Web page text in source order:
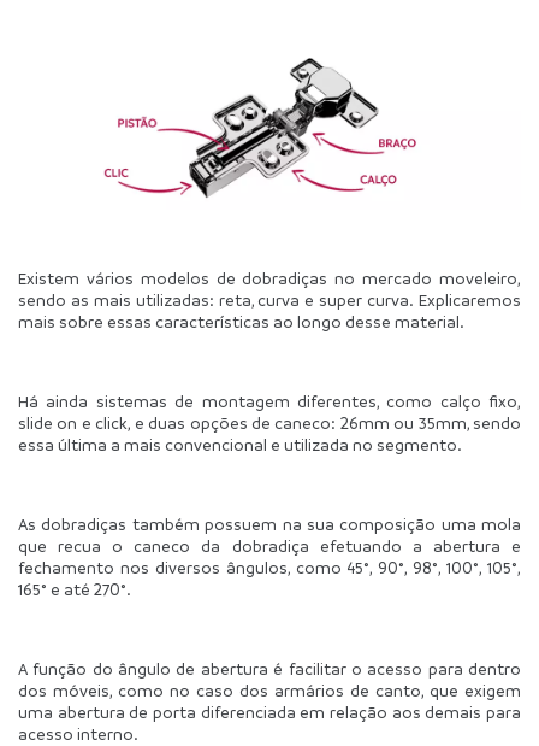
Existem vários modelos de dobradiças no mercado moveleiro,
sendo as mais utilizadas: reta, curva e super curva. Explicaremos
mais sobre essas características ao longo desse material.
Há ainda sistemas de montagem diferentes, como calço fixo,
slide on e click, e duas opções de caneco: 26mm ou 35mm, sendo
essa última a mais convencional e utilizada no segmento.
As dobradiças também possuem na sua composição uma mola
que recua o caneco da dobradiça efetuando a abertura e
fechamento nos diversos ângulos, como 45°, 90°, 98°, 100°, 105°,
165° e até 270°.
A função do ângulo de abertura é facilitar o acesso para dentro
dos móveis, como no caso dos armários de canto, que exigem
uma abertura de porta diferenciada em relação aos demais para
acesso interno.